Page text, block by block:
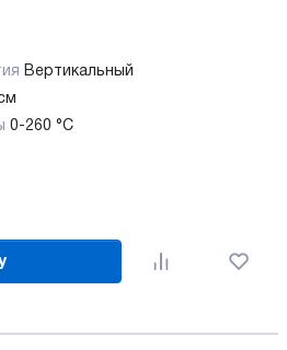
Вертикальный
0-260 °С